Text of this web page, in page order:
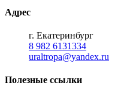
Адрес
г. Екатеринбург
8 982 6131334
uraltropa@yandex.ru
Полезные ссылки